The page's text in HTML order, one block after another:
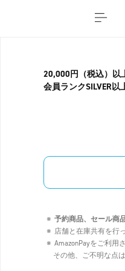
20,000円（税込）以
会員ランクSILVER以
予約商品、セール商
店舗と在庫共有を行
AmazonPayをご利用
その他、ご不明な点は